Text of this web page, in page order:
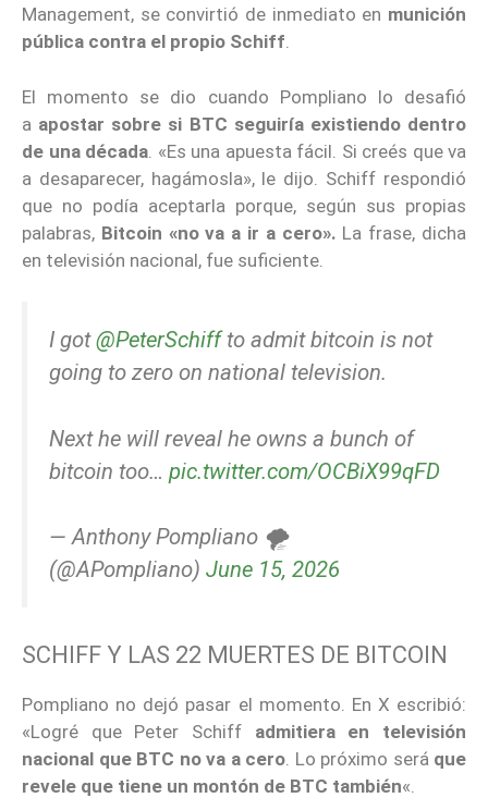
Management, se convirtió de inmediato en munición
pública contra el propio Schiff.
El momento se dio cuando Pompliano lo desafió
a apostar sobre si BTC seguiría existiendo dentro
de una década . «Es una apuesta fácil. Si creés que va
a desaparecer, hagámosla», le dijo. Schiff respondió
que no podía aceptarla porque, según sus propias
palabras, Bitcoin «no va a ir a cero». La frase, dicha
en televisión nacional, fue suficiente.
I got@PeterSchiffto admit bitcoin is not
going to zero on national television.
Next he will reveal he owns a bunch of
bitcoin too… pic.twitter.com/OCBiX99qFD
— Anthony Pompliano 🌪
(@APompliano) June 15, 2026
SCHIFF Y LAS 22 MUERTES DE BITCOIN
Pompliano no dejó pasar el momento. En X escribió:
«Logré que Peter Schiff admitiera en televisión
nacional que BTC no va a cero. Lo próximo será que
revele que tiene un montón de BTC también«.